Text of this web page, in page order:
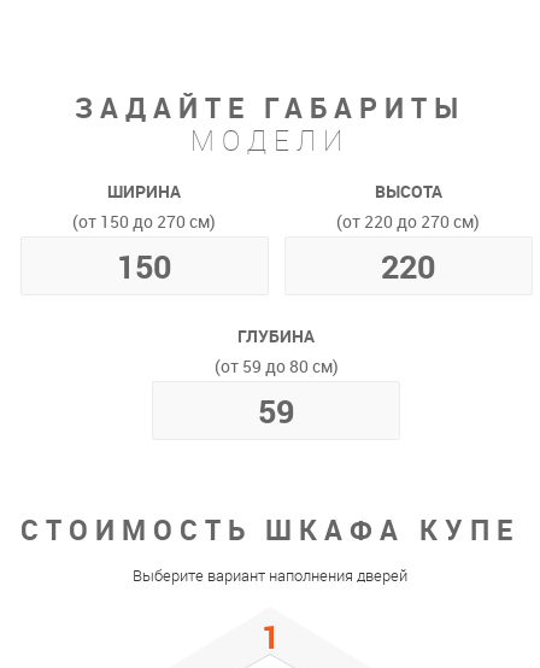
ЗАДАЙТЕ ГАБАРИТЫ
МОДЕЛИ
ШИРИНА
(от 150 до 270 см)
ВЫСОТА
(от 220 до 270 см)
ГЛУБИНА
(от 59 до 80 см)
СТОИМОСТЬ ШКАФА КУПЕ
Выберите вариант наполнения дверей